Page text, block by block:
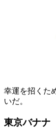
幸運を招くた
いだ。
東京バナナ